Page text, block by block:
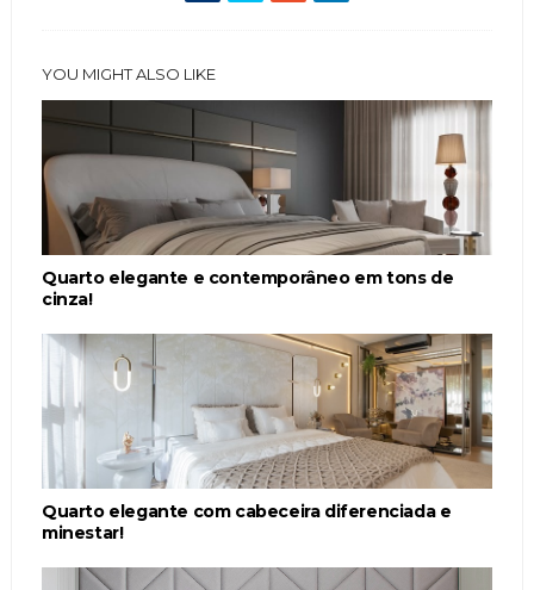
YOU MIGHT ALSO LIKE
Quarto elegante e contemporâneo em tons de
cinza!
Quarto elegante com cabeceira diferenciada e
minestar!